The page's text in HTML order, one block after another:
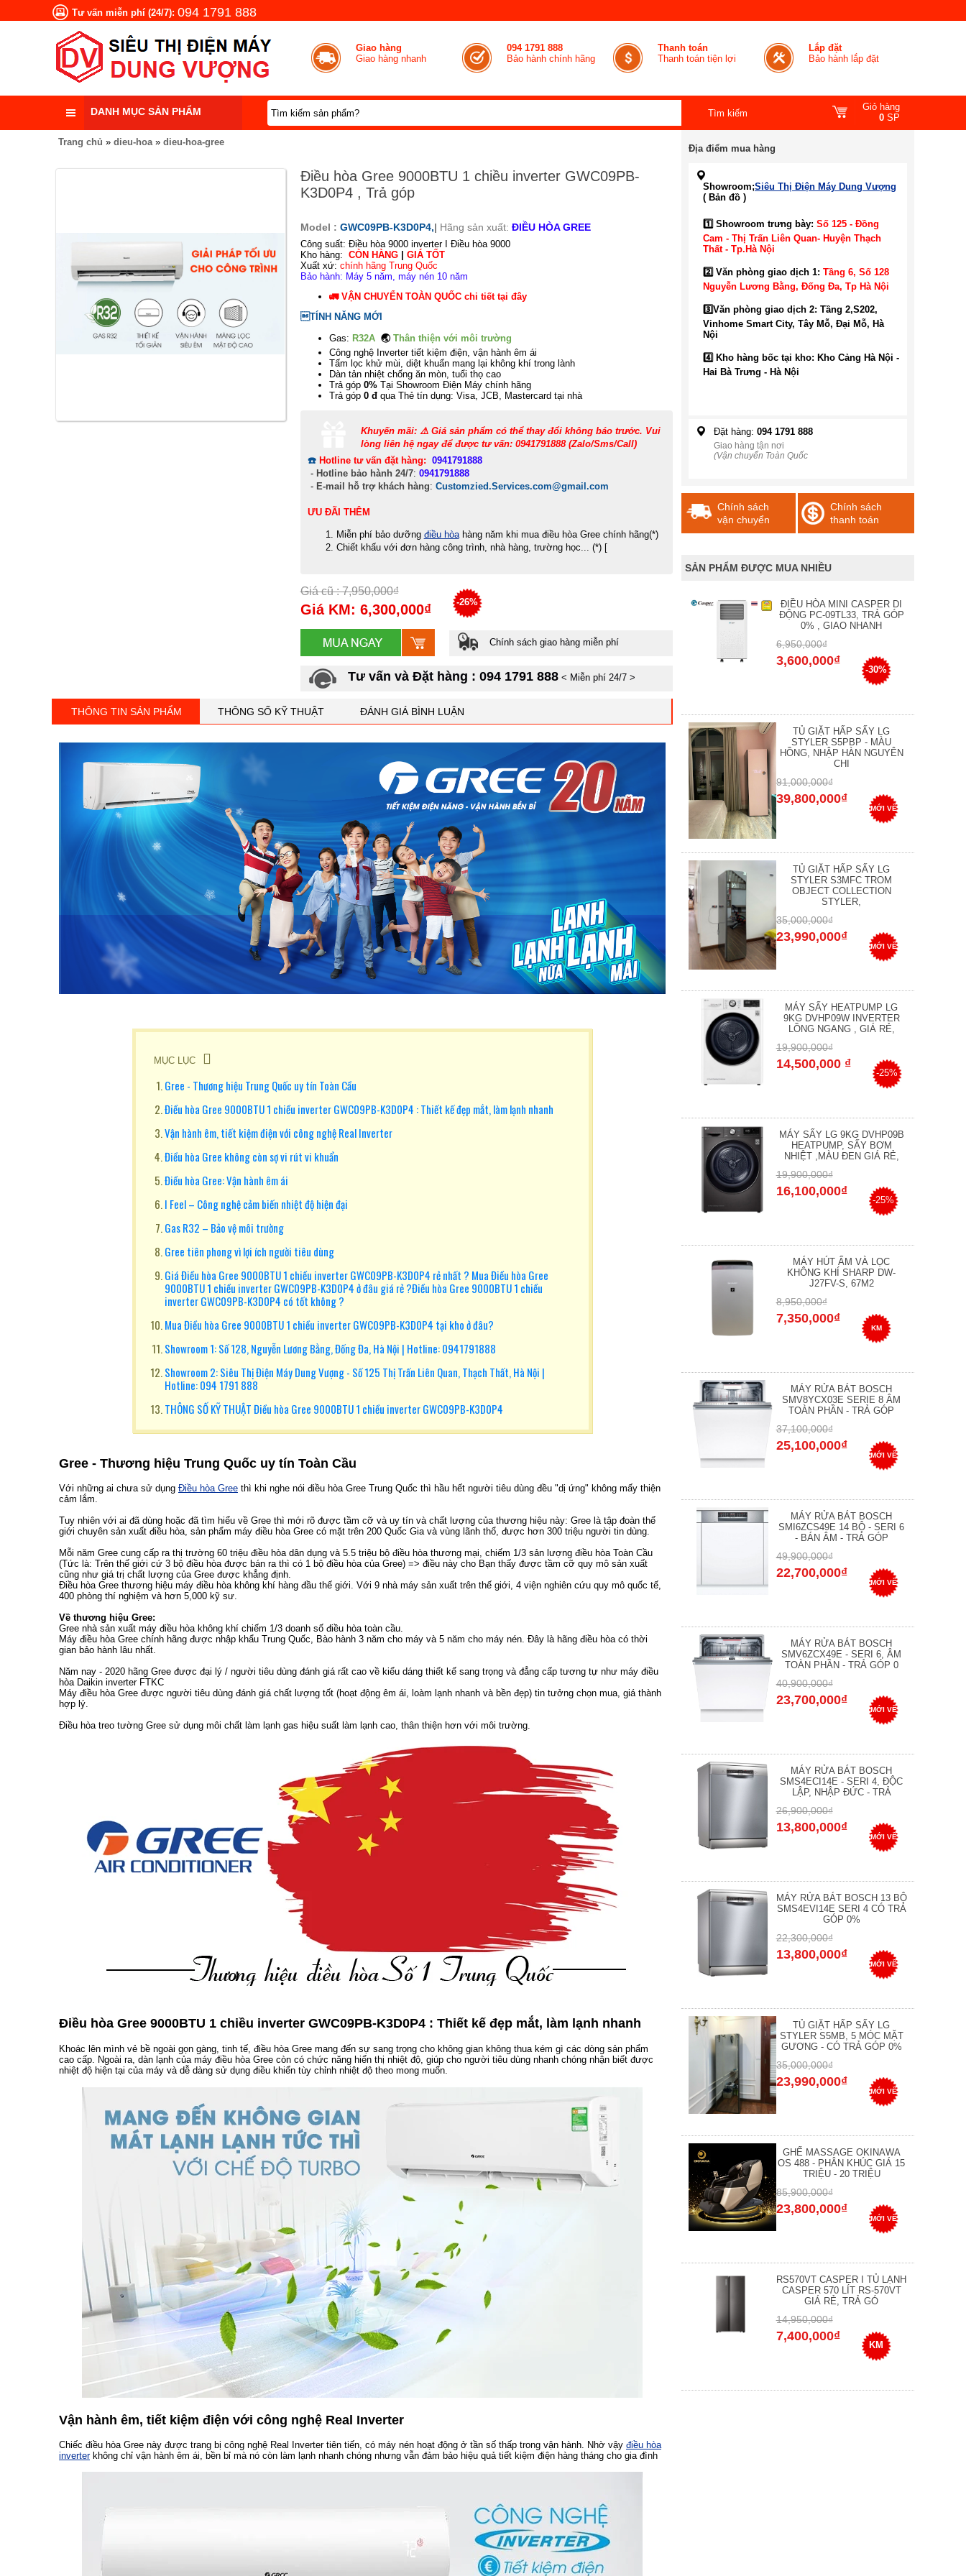
Tư vấn miễn phí (24/7): 094 1791 888
Giao hàng
Giao hàng nhanh
094 1791 888
Bảo hành chính hãng
Thanh toán
Thanh toán tiện lợi
Lắp đặt
Bảo hành lắp đặt
Giỏ hàng
0 SP
DANH MỤC SẢN PHẨM
Trang chủ » dieu-hoa » dieu-hoa-gree
Điều hòa Gree 9000BTU 1 chiều inverter GWC09PB-
K3D0P4 , Trả góp
Model : GWC09PB-K3D0P4,| Hãng sản xuất: ĐIỀU HÒA GREE
Công suất: Điều hòa 9000 inverter I Điều hòa 9000
Kho hàng: CÒN HÀNG
GIÁ TỐT
Xuất xứ: chính hãng Trung Quốc
Bảo hành: Máy 5 năm, máy nén 10 năm
🚛 VẬN CHUYỂN TOÀN QUỐCchi tiết tại đây
TÍNH NĂNG MỚI
Gas: R32A🌏 Thân thiện với môi trường
Công nghệ Inverter tiết kiệm điện, vận hành êm ái
Tấm lọc khử mùi, diệt khuẩn mang lại không khí trong lành
Dàn tản nhiệt chống ăn mòn, tuổi thọ cao
Trả góp0%Tại Showroom Điện Máy chính hãng
Trả góp 0 đ qua Thẻ tín dụng: Visa, JCB, Mastercard tại nhà
Khuyến mãi: ⚠️ Giá sản phẩm có thể thay đổi không báo trước. Vui
lòng liên hệ ngay để được tư vấn: 0941791888 (Zalo/Sms/Call)
☎️ Hotline tư vấn đặt hàng: 0941791888
- Hotline bảo hành 24/7: 0941791888
- E-mail hỗ trợ khách hàng: Customzied.Services.com@gmail.com
ƯU ĐÃI THÊM
Miễn phí bảo dưỡng điều hòahàng năm khi mua điều hòa Gree chính hãng(*)
Chiết khấu với đơn hàng công trình, nhà hàng, trường học... (*) [
Giá cũ : 7,950,000₫
Giá KM: 6,300,000₫ -26%
Chính sách giao hàng miễn phí
Tư vấn và Đặt hàng : 094 1791 888< Miễn phí 24/7 >
THÔNG TIN SẢN PHẨM THÔNG SỐ KỸ THUẬT ĐÁNH GIÁ BÌNH LUẬN
MỤC LỤC
Gree - Thương hiệu Trung Quốc uy tín Toàn Cầu
Điều hòa Gree 9000BTU 1 chiều inverter GWC09PB-K3D0P4 : Thiết kế đẹp mắt, làm lạnh nhanh
Vận hành êm, tiết kiệm điện với công nghệ Real Inverter
Điều hòa Gree không còn sợ vi rút vi khuẩn
Điều hòa Gree: Vận hành êm ái
I Feel – Công nghệ cảm biến nhiệt độ hiện đại
Gas R32 – Bảo vệ môi trường
Gree tiên phong vì lợi ích người tiêu dùng
Giá Điều hòa Gree 9000BTU 1 chiều inverter GWC09PB-K3D0P4 rẻ nhất ? Mua Điều hòa Gree
9000BTU 1 chiều inverter GWC09PB-K3D0P4 ở đâu giá rẻ ?Điều hòa Gree 9000BTU 1 chiều
inverter GWC09PB-K3D0P4 có tốt không ?
Mua Điều hòa Gree 9000BTU 1 chiều inverter GWC09PB-K3D0P4 tại kho ở đâu?
Showroom 1: Số 128, Nguyễn Lương Bằng, Đống Đa, Hà Nội | Hotline: 0941791888
Showroom 2: Siêu Thị Điện Máy Dung Vượng - Số 125 Thị Trấn Liên Quan, Thạch Thất, Hà Nội |
Hotline: 094 1791 888
THÔNG SỐ KỸ THUẬT Điều hòa Gree 9000BTU 1 chiều inverter GWC09PB-K3D0P4
Gree - Thương hiệu Trung Quốc uy tín Toàn Cầu
Với những ai chưa sử dụng Điều hòa Gree thì khi nghe nói điều hòa Gree Trung Quốc thì hầu hết người tiêu dùng đều "dị ứng" không mấy thiện
cảm lắm.
Tuy nhiên với ai đã dùng hoặc đã tìm hiểu về Gree thì mới rõ được tầm cỡ và uy tín và chất lượng của thương hiệu này: Gree là tập đoàn thế
giới chuyên sản xuất điều hòa, sản phẩm máy điều hòa Gree có mặt trên 200 Quốc Gia và vùng lãnh thổ, được hơn 300 triệu người tin dùng.
Mỗi năm Gree cung cấp ra thị trường 60 triệu điều hòa dân dụng và 5.5 triệu bộ điều hòa thương mại, chiếm 1/3 sản lượng điều hòa Toàn Cầu
(Tức là: Trên thế giới cứ 3 bộ điều hòa được bán ra thì có 1 bộ điều hòa của Gree) => điều này cho Bạn thấy được tầm cỡ quy mô sản xuất
cũng như giá trị chất lượng của Gree được khẳng định.
Điều hòa Gree thương hiệu máy điều hòa không khí hàng đầu thế giới. Với 9 nhà máy sản xuất trên thế giới, 4 viện nghiên cứu quy mô quốc tế,
400 phòng thí nghiệm và hơn 5,000 kỹ sư.
Về thương hiệu Gree:
Gree nhà sản xuất máy điều hòa không khí chiếm 1/3 doanh số điều hòa toàn cầu.
Máy điều hòa Gree chính hãng được nhập khẩu Trung Quốc, Bào hành 3 năm cho máy và 5 năm cho máy nén. Đây là hãng điều hòa có thời
gian bảo hành lâu nhất.
Năm nay - 2020 hãng Gree được đại lý / người tiêu dùng đánh giá rất cao về kiểu dáng thiết kế sang trọng và đẳng cấp tương tự như máy điều
hòa Daikin inverter FTKC
Máy điều hòa Gree được người tiêu dùng đánh giá chất lượng tốt (hoạt động êm ái, loàm lạnh nhanh và bền đẹp) tin tưởng chọn mua, giá thành
hợp lý.
Điều hòa treo tường Gree sử dụng môi chất làm lạnh gas hiệu suất làm lạnh cao, thân thiện hơn với môi trường.
Điều hòa Gree 9000BTU 1 chiều inverter GWC09PB-K3D0P4 : Thiết kế đẹp mắt, làm lạnh nhanh
Khoác lên mình vẻ bề ngoài gọn gàng, tinh tế, điều hòa Gree mang đến sự sang trọng cho không gian không thua kém gì các dòng sản phẩm
cao cấp. Ngoài ra, dàn lạnh của máy điều hòa Gree còn có chức năng hiển thị nhiệt độ, giúp cho người tiêu dùng nhanh chóng nhận biết được
nhiệt độ hiện tại của máy và dễ dàng sử dụng điều khiển tùy chỉnh nhiệt độ theo mong muốn.
Vận hành êm, tiết kiệm điện với công nghệ Real Inverter
Chiếc điều hòa Gree này được trang bị công nghệ Real Inverter tiên tiến, có máy nén hoạt động ở tần số thấp trong vận hành. Nhờ vậy điều hòa
inverterkhông chỉ vận hành êm ái, bền bỉ mà nó còn làm lạnh nhanh chóng nhưng vẫn đảm bảo hiệu quả tiết kiệm điện hàng tháng cho gia đình
Địa điểm mua hàng
Showroom;Siêu Thị Điện Máy Dung Vượng
( Bản đồ )
1️⃣ Showroom trưng bày: Số 125 - Đồng
Cam - Thị Trấn Liên Quan- Huyện Thạch
Thất - Tp.Hà Nội
2️⃣ Văn phòng giao dịch 1: Tầng 6, Số 128
Nguyễn Lương Bằng, Đống Đa, Tp Hà Nội
3️⃣Văn phòng giao dịch 2: Tầng 2,S202,
Vinhome Smart City, Tây Mỗ, Đại Mỗ, Hà
Nội
4️⃣ Kho hàng bốc tại kho: Kho Cảng Hà Nội -
Hai Bà Trưng - Hà Nội
Đặt hàng: 094 1791 888
Giao hàng tận nơi
(Vận chuyển Toàn Quốc
Chính sách
vận chuyển
Chính sách
thanh toán
SẢN PHẨM ĐƯỢC MUA NHIỀU
ĐIỀU HÒA MINI CASPER DI
ĐỘNG PC-09TL33, TRẢ GÓP
0% , GIAO NHANH
6,950,000₫
3,600,000₫
-30%
TỦ GIẶT HẤP SẤY LG
STYLER S5PBP - MÀU
HỒNG, NHẬP HÀN NGUYÊN
CHI
91,000,000₫
39,800,000₫
MỚI VỀ
TỦ GIẶT HẤP SẤY LG
STYLER S3MFC TROM
OBJECT COLLECTION
STYLER,
35,000,000₫
23,990,000₫
MỚI VỀ
MÁY SẤY HEATPUMP LG
9KG DVHP09W INVERTER
LỒNG NGANG , GIÁ RẺ,
19,900,000₫
14,500,000 ₫
-25%
MÁY SẤY LG 9KG DVHP09B
HEATPUMP, SẤY BƠM
NHIỆT ,MÀU ĐEN GIÁ RẺ,
19,900,000₫
16,100,000₫
-25%
MÁY HÚT ẨM VÀ LỌC
KHÔNG KHÍ SHARP DW-
J27FV-S, 67M2
8,950,000₫
7,350,000₫
KM
MÁY RỬA BÁT BOSCH
SMV8YCX03E SERIE 8 ÂM
TOÀN PHẦN - TRẢ GÓP
37,100,000₫
25,100,000₫
MỚI VỀ
MÁY RỬA BÁT BOSCH
SMI6ZCS49E 14 BỘ - SERI 6
- BÁN ÂM - TRẢ GÓP
49,900,000₫
22,700,000₫
MỚI VỀ
MÁY RỬA BÁT BOSCH
SMV6ZCX49E - SERI 6, ÂM
TOÀN PHẦN - TRẢ GÓP 0
40,900,000₫
23,700,000₫
MỚI VỀ
MÁY RỬA BÁT BOSCH
SMS4ECI14E - SERI 4, ĐỘC
LẬP, NHẬP ĐỨC - TRẢ
26,900,000₫
13,800,000₫
MỚI VỀ
MÁY RỬA BÁT BOSCH 13 BỘ
SMS4EVI14E SERI 4 CÓ TRẢ
GÓP 0%
22,300,000₫
13,800,000₫
MỚI VỀ
TỦ GIẶT HẤP SẤY LG
STYLER S5MB, 5 MÓC MẶT
GƯƠNG - CÓ TRẢ GÓP 0%
35,000,000₫
23,990,000₫
MỚI VỀ
GHẾ MASSAGE OKINAWA
OS 488 - PHÂN KHÚC GIÁ 15
TRIỆU - 20 TRIỆU
85,900,000₫
23,800,000₫
MỚI VỀ
RS570VT CASPER I TỦ LẠNH
CASPER 570 LÍT RS-570VT
GIÁ RẺ, TRẢ GÓ
14,950,000₫
7,400,000₫
KM